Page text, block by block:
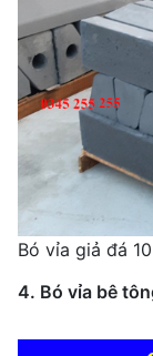
Bó vỉa giả đá
4. Bó vỉa bê